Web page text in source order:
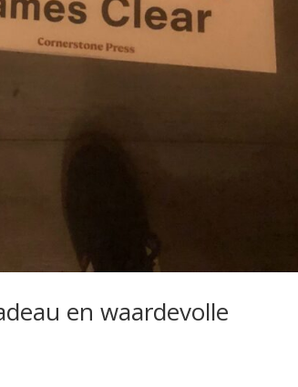
en waardevolle